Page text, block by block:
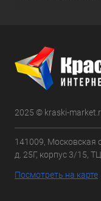
2025 © kraski-
141009, Московская
д. 25Г, корпус 3/15,
Посмотреть на карте